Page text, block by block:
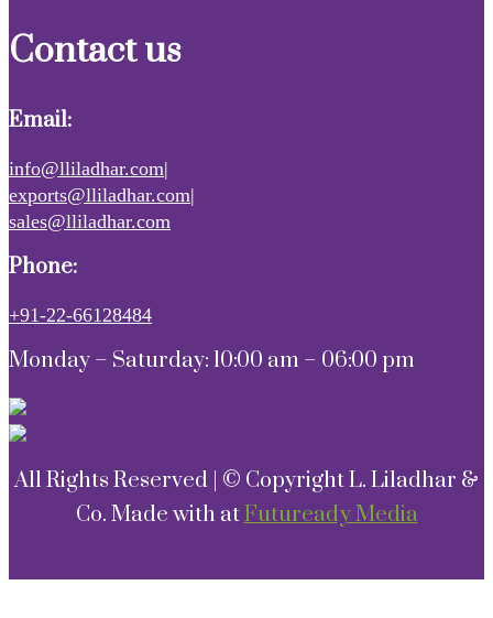
Contact us
Email:
info@lliladhar.com|
exports@lliladhar.com|
sales@lliladhar.com
Phone:
+91-22-66128484
Monday – Saturday: 10:00 am – 06:00 pm
All Rights Reserved | © Copyright L. Liladhar &
Co. Made with atFutuready Media